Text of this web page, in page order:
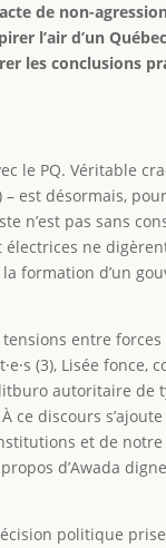
de non-
l’air d’un
les conclusions
le PQ. Véritable
est désormais,
n’est pas sans
ne
formation d’un
entre
(3), Lisée fonce,
autoritaire de
ce discours
et de
d’Awada
politique